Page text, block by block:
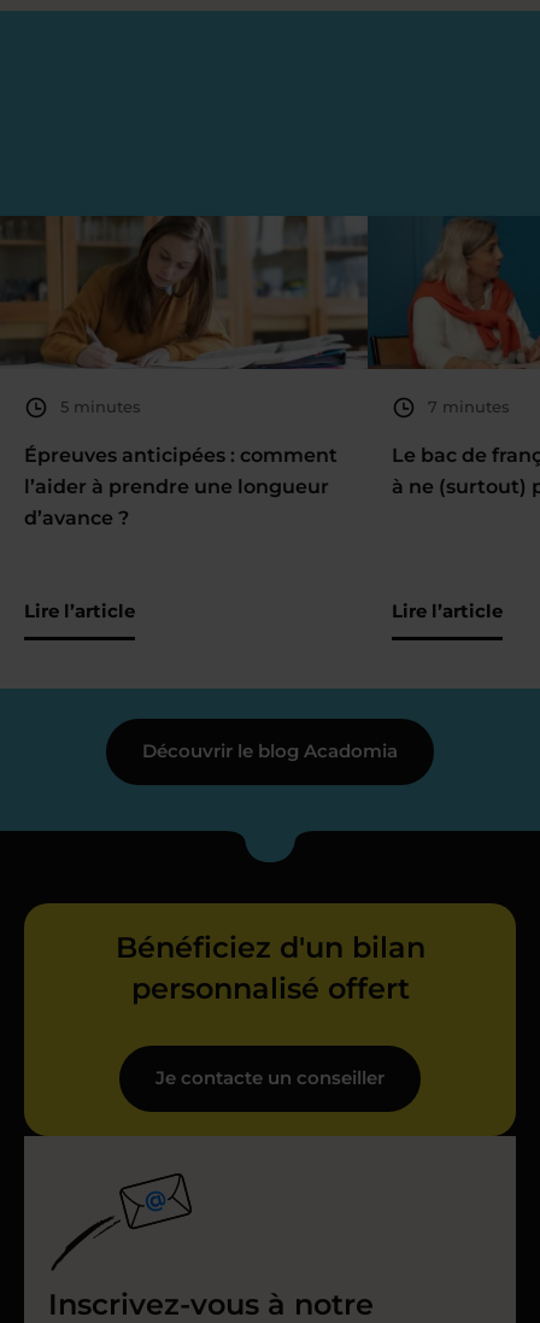
5 minutes
Épreuves anticipées : comment
l’aider à prendre une longueur
d’avance ?
Lire l’article
7 minutes
Le bac de
à ne (surtout)
Lire l’article
Découvrir le blog Acadomia
Bénéficiez d'un bilan
personnalisé offert
Je contacte un conseiller
Inscrivez-vous à notre